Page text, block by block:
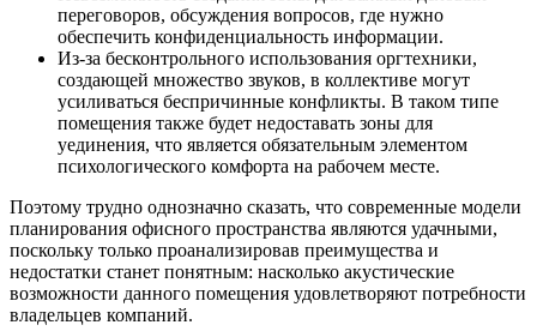
переговоров, обсуждения вопросов, где нужно
обеспечить конфиденциальность информации.
Из-за бесконтрольного использования оргтехники,
создающей множество звуков, в коллективе могут
усиливаться беспричинные конфликты. В таком типе
помещения также будет недоставать зоны для
уединения, что является обязательным элементом
психологического комфорта на рабочем месте.
Поэтому трудно однозначно сказать, что современные модели
планирования офисного пространства являются удачными,
поскольку только проанализировав преимущества и
недостатки станет понятным: насколько акустические
возможности данного помещения удовлетворяют потребности
владельцев компаний.